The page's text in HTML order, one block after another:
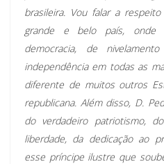
brasileira. Vou falar a
grande e belo país, onde
democracia, de
independência em todas as
diferente de muitos outros
republicana. Além disso, D.
do verdadeiro patriotismo,
liberdade, da dedicação ao
esse príncipe ilustre que